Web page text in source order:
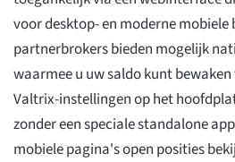
voor desktop- en moderne mobiele
partnerbrokers bieden mogelijk
waarmee u uw saldo kunt
Valtrix-instellingen op het
zonder een speciale standalone
mobiele pagina's open posities